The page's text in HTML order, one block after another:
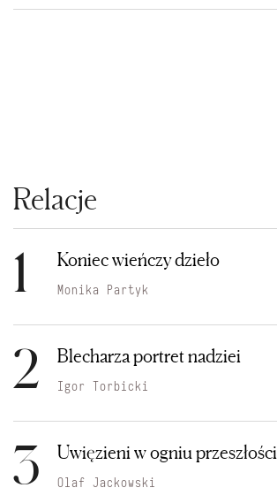
Relacje
1 Koniec wieńczy dzieło
Monika Partyk
2 Blecharza portret nadziei
Igor Torbicki
3 Uwięzieni w ogniu przeszłości
Olaf Jackowski